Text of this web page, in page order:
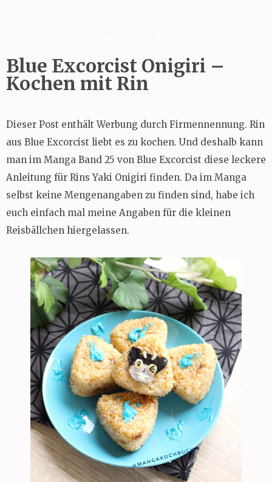
Blue Excorcist Onigiri –
Kochen mit Rin
Dieser Post enthält Werbung durch Firmennennung. Rin
aus Blue Excorcist liebt es zu kochen. Und deshalb kann
man im Manga Band 25 von Blue Excorcist diese leckere
Anleitung für Rins Yaki Onigiri finden. Da im Manga
selbst keine Mengenangaben zu finden sind, habe ich
euch einfach mal meine Angaben für die kleinen
Reisbällchen hiergelassen.